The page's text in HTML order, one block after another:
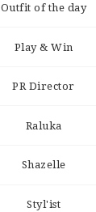
Outfit of the day
Play & Win
PR Director
Raluka
Shazelle
Styl'ist